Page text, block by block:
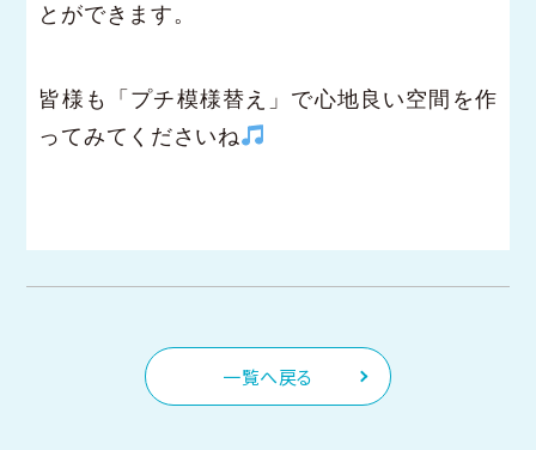
とができます。
皆様も「プチ模様替え」で心地良い空間を作
ってみてくださいね
一覧へ戻る